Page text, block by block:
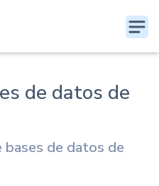
de datos de
de datos de